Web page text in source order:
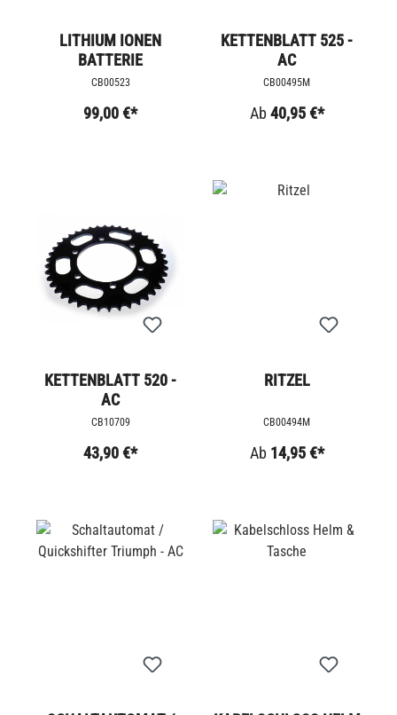
LITHIUM IONEN
BATTERIE
CB00523
99,00 €*
KETTENBLATT 525 -
AC
CB00495M
Ab 40,95 €*
KETTENBLATT 520 -
AC
CB10709
43,90 €*
RITZEL
CB00494M
Ab 14,95 €*